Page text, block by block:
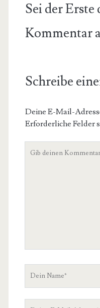
Sei der Erste
Kommentar
Schreibe
Deine E-Mail-
Erforderliche Felder
Dein